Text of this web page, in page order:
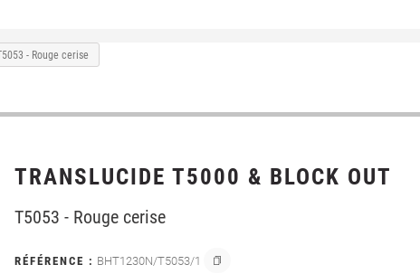
- Rouge cerise
TRANSLUCIDE T5000 & BLOCK OUT
T5053 - Rouge cerise
RÉFÉRENCE : BHT1230N/T5053/1